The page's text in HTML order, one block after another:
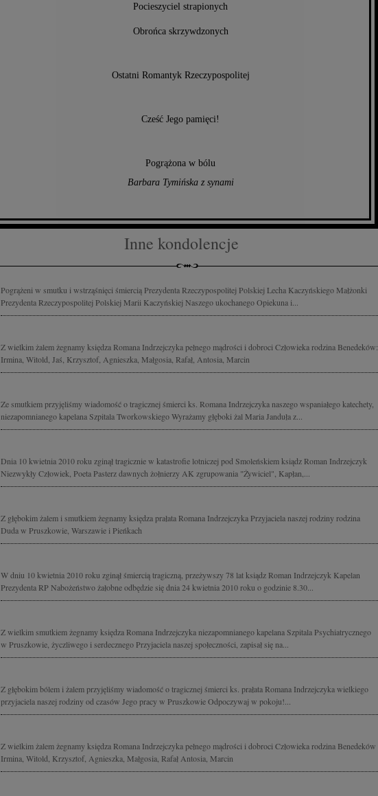
Pocieszyciel strapionych
Obrońca skrzywdzonych
Ostatni Romantyk Rzeczypospolitej
Cześć Jego pamięci!
Pogrążona w bólu
Barbara Tymińska z synami
Inne kondolencje
Pogrążeni w smutku i wstrząśnięci śmiercią Prezydenta Rzeczypospolitej Polskiej Lecha Kaczyńskiego Małżonki
Prezydenta Rzeczypospolitej Polskiej Marii Kaczyńskiej Naszego ukochanego Opiekuna i...
Z wielkim żalem żegnamy księdza Romana Indrzejczyka pełnego mądrości i dobroci Człowieka rodzina Benedeków:
Irmina, Witold, Jaś, Krzysztof, Agnieszka, Małgosia, Rafał, Antosia, Marcin
Ze smutkiem przyjęliśmy wiadomość o tragicznej śmierci ks. Romana Indrzejczyka naszego wspaniałego katechety,
niezapomnianego kapelana Szpitala Tworkowskiego Wyrażamy głęboki żal Maria Janduła z...
Dnia 10 kwietnia 2010 roku zginął tragicznie w katastrofie lotniczej pod Smoleńskiem ksiądz Roman Indrzejczyk
Niezwykły Człowiek, Poeta Pasterz dawnych żołnierzy AK zgrupowania "Żywiciel", Kapłan,...
Z głębokim żalem i smutkiem żegnamy księdza prałata Romana Indrzejczyka Przyjaciela naszej rodziny rodzina
Duda w Pruszkowie, Warszawie i Pieńkach
W dniu 10 kwietnia 2010 roku zginął śmiercią tragiczną, przeżywszy 78 lat ksiądz Roman Indrzejczyk Kapelan
Prezydenta RP Nabożeństwo żałobne odbędzie się dnia 24 kwietnia 2010 roku o godzinie 8.30...
Z wielkim smutkiem żegnamy księdza Romana Indrzejczyka niezapomnianego kapelana Szpitala Psychiatrycznego
w Pruszkowie, życzliwego i serdecznego Przyjaciela naszej społeczności, zapisał się na...
Z głębokim bólem i żalem przyjęliśmy wiadomość o tragicznej śmierci ks. prałata Romana Indrzejczyka wielkiego
przyjaciela naszej rodziny od czasów Jego pracy w Pruszkowie Odpoczywaj w pokoju!...
Z wielkim żalem żegnamy księdza Romana Indrzejczyka pełnego mądrości i dobroci Człowieka rodzina Benedeków
Irmina, Witold, Krzysztof, Agnieszka, Małgosia, Rafał Antosia, Marcin